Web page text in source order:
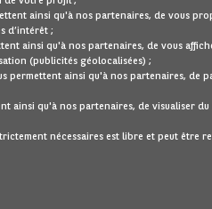
Activez l’alerte e-mail
est disponible.
EFFACER TOUT
Ci-dessous d'autres voitures
ainsi qu'à nos partenaires, de vous
d’intérêt ;
ainsi qu'à nos partenaires, de vous
(publicités géolocalisées) ;
permettent ainsi qu'à nos partenaires, de
ainsi qu'à nos partenaires, de visualiser
nécessaires est libre et peut être